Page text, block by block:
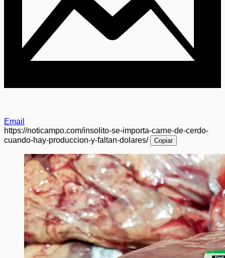
Email
https://noticampo.com/insolito-se-importa-carne-de-cerdo-
cuando-hay-produccion-y-faltan-dolares/
Copiar